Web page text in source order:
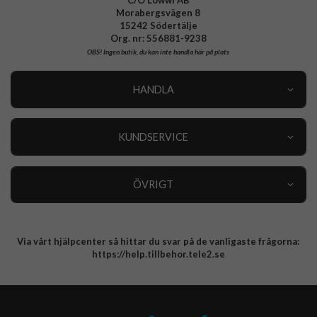
Morabergsvägen 8
15242 Södertälje
Org. nr: 556881-9238
OBS!Ingen butik, du kan inte handla här på plats
HANDLA
KUNDSERVICE
ÖVRIGT
Integritetspolicy
Via vårt hjälpcenter så hittar du svar på de vanligaste frågorna:
https://help.tillbehor.tele2.se